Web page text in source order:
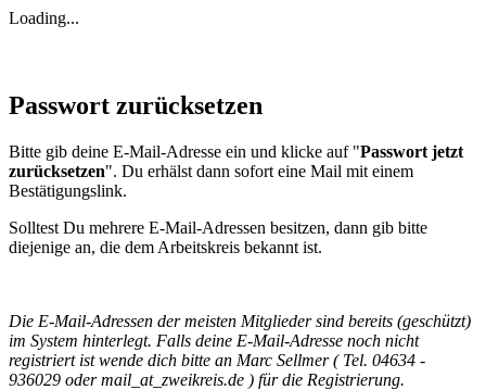
Loading...
Passwort zurücksetzen
Bitte gib deine E-Mail-Adresse ein und klicke auf "Passwort jetzt
zurücksetzen". Du erhälst dann sofort eine Mail mit einem
Bestätigungslink.
Solltest Du mehrere E-Mail-Adressen besitzen, dann gib bitte
diejenige an, die dem Arbeitskreis bekannt ist.
Die E-Mail-Adressen der meisten Mitglieder sind bereits (geschützt)
im System hinterlegt. Falls deine E-Mail-Adresse noch nicht
registriert ist wende dich bitte an Marc Sellmer ( Tel. 04634 -
936029 oder mail _at_ zweikreis.de ) für die Registrierung.